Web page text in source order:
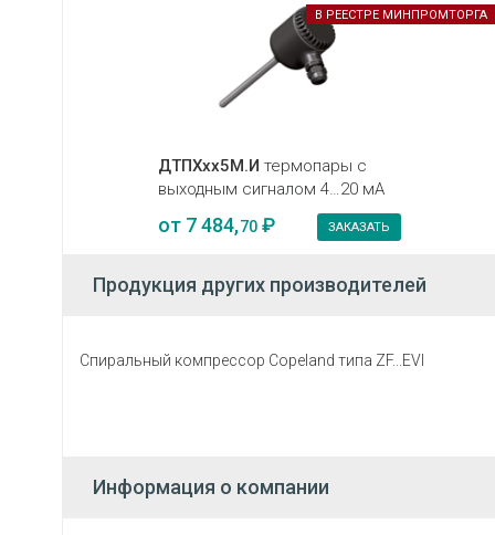
ДТПХхх5М.И термопары с
выходным сигналом 4…20 мА
от 7 484,70 ₽ ЗАКАЗАТЬ
В РЕЕСТРЕ МИНПРОМТОРГА
Продукция других производителей
Спиральный компрессор Copeland типа ZF...EVI
Информация о компании